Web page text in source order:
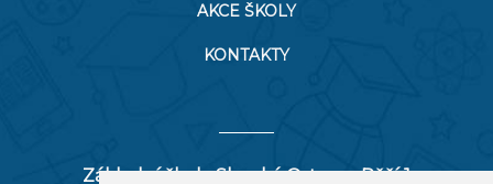
AKCE ŠKOLY
KONTAKTY
Základní škola Slezská Ostrava, Pěší 1